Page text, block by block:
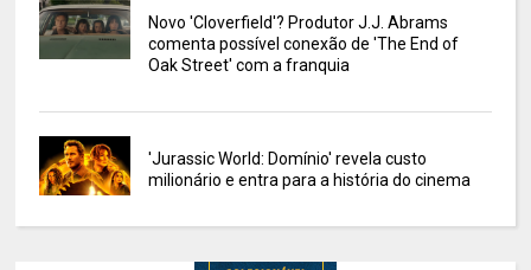
Novo 'Cloverfield'? Produtor J.J. Abrams
comenta possível conexão de 'The End of
Oak Street' com a franquia
'Jurassic World: Domínio' revela custo
milionário e entra para a história do cinema